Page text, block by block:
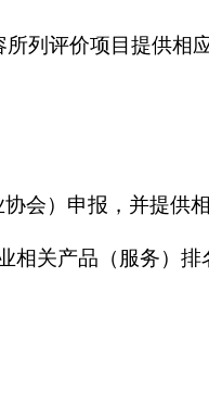
列评价项目提供相
会）申报，并提供相
关产品（服务）排